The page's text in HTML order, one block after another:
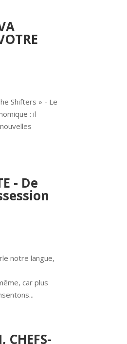
Shifters » - Le
: il
- De
notre langue,
car plus
CHEFS-